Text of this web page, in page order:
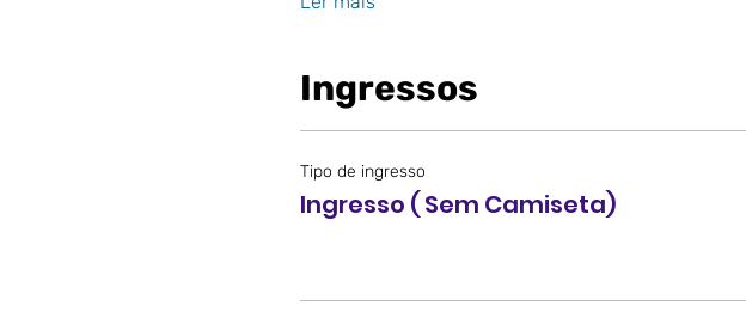
Ingressos
Tipo de ingresso
Ingresso ( Sem Camiseta)